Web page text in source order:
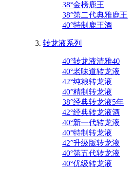
38°金榜鹿王
38°第二代典雅鹿王
40°特制鹿王酒
转龙液系列
40°转龙液清雅40
40°老味道转龙液
42°纯粮转龙液
40°精制转龙液
38°经典转龙液5年
42°经典转龙液酒
40°新一代转龙液
40°特制转龙液
42°升级版转龙液
40°第五代转龙液
40°优级转龙液